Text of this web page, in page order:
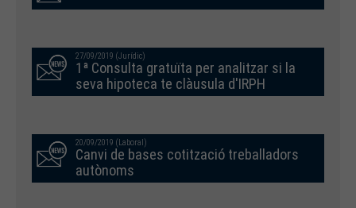
27/09/2019 (Jurídic)
1ª Consulta gratuïta per analitzar si la
seva hipoteca te clàusula d'IRPH
20/09/2019 (Laboral)
Canvi de bases cotització treballadors
autònoms